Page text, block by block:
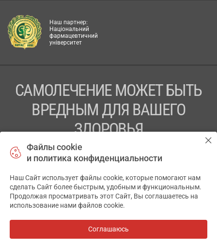
Наш партнер:
Національний
фармацевтичний
університет
САМОЛЕЧЕНИЕ МОЖЕТ БЫТЬ
ВРЕДНЫМ ДЛЯ ВАШЕГО
ЗДОРОВЬЯ
ПЕРЕД ПРИМЕНЕНИЕМ ПРЕПАРАТА
ПРОКОНСУЛЬТИРУЙТЕСЬ С ВРАЧОМ
ТОВ «АПТЕКА 911.ЮА» Код ЄДРПОУ 43631965.
Отказ от ответственности
АПТЕКА911.ЮА
Файлы cookie
и политика конфиденциальности
Наш Сайт использует файлы cookie, которые помогают нам
сделать Сайт более быстрым, удобным и функциональным.
Продолжая просматривать этот Сайт, Вы соглашаетесь на
использование нами файлов cookie.
Соглашаюсь
✕